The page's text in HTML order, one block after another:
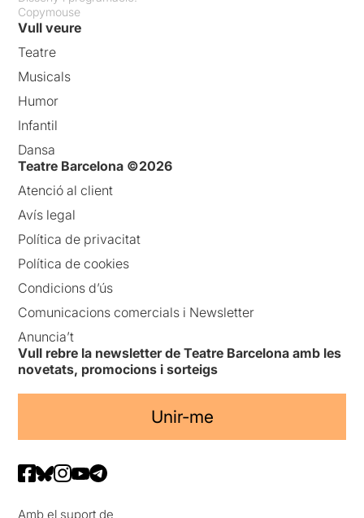
Copymouse
Vull veure
Teatre
Musicals
Humor
Infantil
Dansa
Teatre Barcelona ©2026
Atenció al client
Avís legal
Política de privacitat
Política de cookies
Condicions d’ús
Comunicacions comercials i Newsletter
Anuncia’t
Vull rebre la newsletter de Teatre Barcelona amb les
novetats, promocions i sorteigs
Unir-me
Amb el suport de